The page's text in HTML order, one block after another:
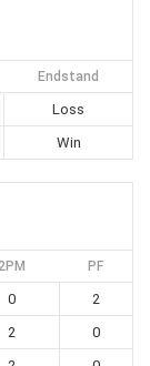
Endstand
Loss
Win
PF
0
2
2
0